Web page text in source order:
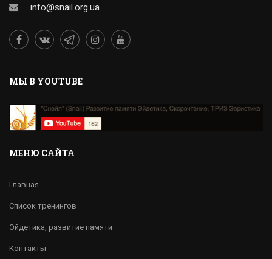
info@snail.org.ua
MЫ В YOUTUBE
МЕНЮ САЙТА
Главная
Список тренингов
Эйдетика, развитие памяти
Контакты